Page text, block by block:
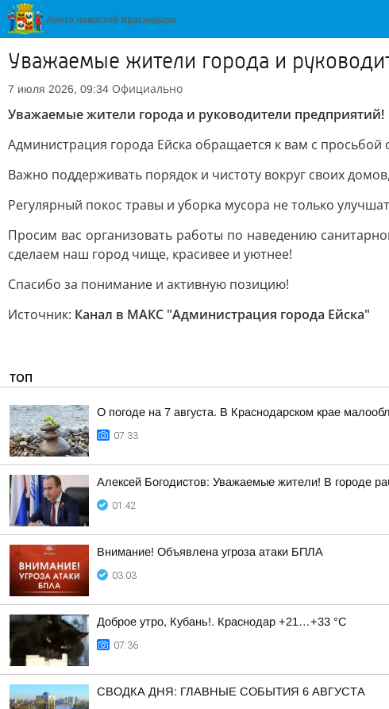
Уважаемые жители города и
7 июля 2026, 09:34 Официально
Уважаемые жители города и руководители предприятий!
Администрация города Ейска обращается к вам с
Важно поддерживать порядок и чистоту вокруг своих
Регулярный покос травы и уборка мусора не только
Просим вас организовать работы по наведению
сделаем наш город чище, красивее и уютнее!
Спасибо за понимание и активную позицию!
Источник: Канал в МАКС "Администрация города Ейска"
ТОП
О погоде на 7 августа. В Краснодарском крае
07:33
Алексей Богодистов: Уважаемые жители! В городе
01:42
Внимание! Объявлена угроза атаки БПЛА
03:03
Доброе утро, Кубань!. Краснодар +21…+33 °С
07:36
СВОДКА ДНЯ: ГЛАВНЫЕ СОБЫТИЯ 6 АВГУСТА